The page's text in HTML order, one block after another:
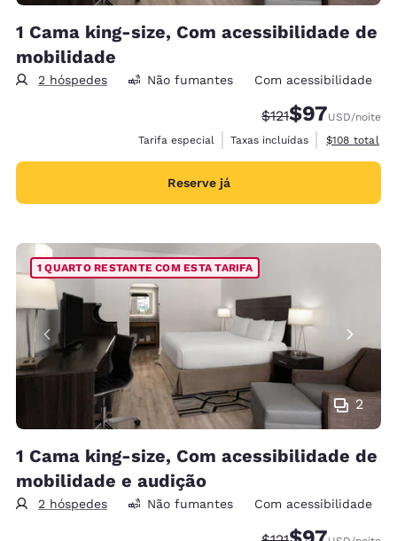
1 Cama king-size, Com acessibilidade de
mobilidade
2 hóspedes Não fumantes Com acessibilidade
Tarifa anterior
$121Tarifa com
$97USD/noite
Tarifa especial
Taxas incluídas Exibir
$108 total
Reserve já
2
1 QUARTO RESTANTE COM ESTA TARIFA
1 Cama king-size, Com acessibilidade de
mobilidade e audição
2 hóspedes Não fumantes Com acessibilidade